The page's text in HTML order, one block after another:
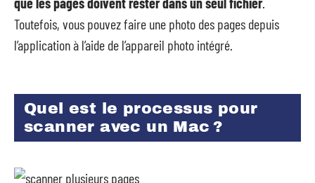
Toutefois, vous pouvez faire une photo des pages depuis
l’application à l’aide de l’appareil photo intégré.
Quel est le processus pour
scanner avec un Mac ?